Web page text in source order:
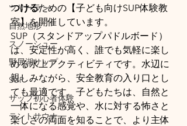
ツリーラン
自然地形
スノーシュー
野尻湖サップ
SUP
サップ初心者体験
テントサウナ
つけるための【子ども向けSUP体験教
室】を開催しています。
SUP（スタンドアップパドルボード）
は、安定性が高く、誰でも気軽に楽し
める水上アクティビティです。水辺に
親しみながら、安全教育の入り口とし
ても最適です。子どもたちは、自然と
一体になる感覚や、水に対する怖さと
楽しさの両面を知ることで、より主体